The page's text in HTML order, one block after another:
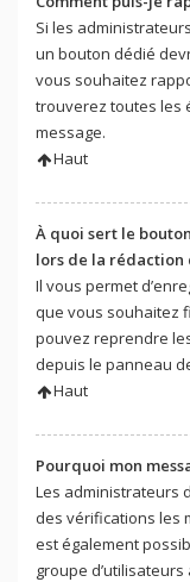
Si les
un bouton dédié
vous souhaitez
trouverez toutes les
message.
Haut
À quoi sert le
lors de la rédaction
Il vous permet
que vous souhaitez
pouvez reprendre
depuis le panneau
Haut
Pourquoi mon
Les administrateurs
des vérifications les
est également
groupe